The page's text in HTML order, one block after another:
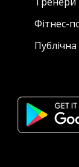
Фітнес-